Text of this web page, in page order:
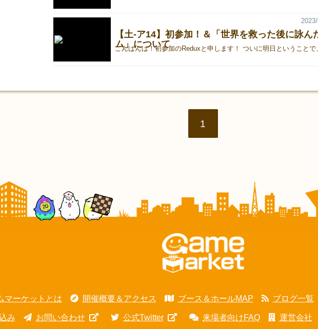
【土-ア14】初参加！＆「世界を救った後に詠ん
ム」について
1
マーケットとは 開催概要＆アクセス ブース＆ホールMAP ブログ一覧
み お問い合わせ 公式Twitter 来場者向けFAQ 運営会社